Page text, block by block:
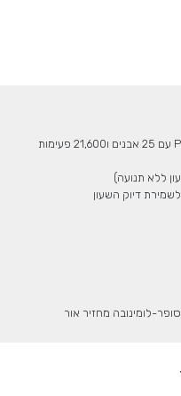
מנגנון אוטומטי POWERMATIC 80.621 עם 25 אבנים ו21,600 פעימות
לומינובה מחזיר אור